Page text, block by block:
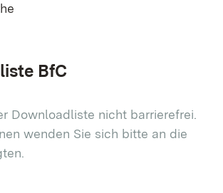
BfC
Downloadliste nicht barrierefrei.
wenden Sie sich bitte an die